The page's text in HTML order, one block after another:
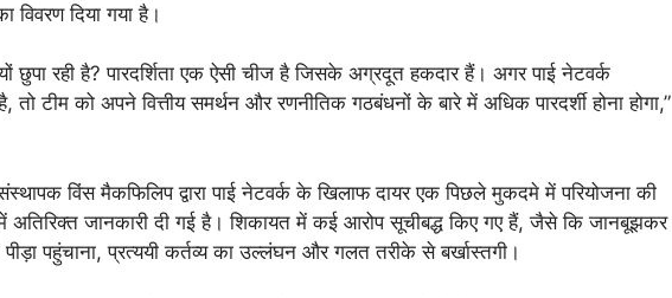
विवरण दिया गया है।
छुपा रही है? पारदर्शिता एक ऐसी चीज है जिसके अग्रदूत हकदार हैं। अगर पाई नेटवर्क
तो टीम को अपने वित्तीय समर्थन और रणनीतिक गठबंधनों के बारे में अधिक पारदर्शी होना होगा,”
विंस मैकफिलिप द्वारा पाई नेटवर्क के खिलाफ दायर एक पिछले मुकदमे में परियोजना की
में अतिरिक्त जानकारी दी गई है। शिकायत में कई आरोप सूचीबद्ध किए गए हैं, जैसे कि जानबूझकर
पहुंचाना, प्रत्ययी कर्तव्य का उल्लंघन और गलत तरीके से बर्खास्तगी।